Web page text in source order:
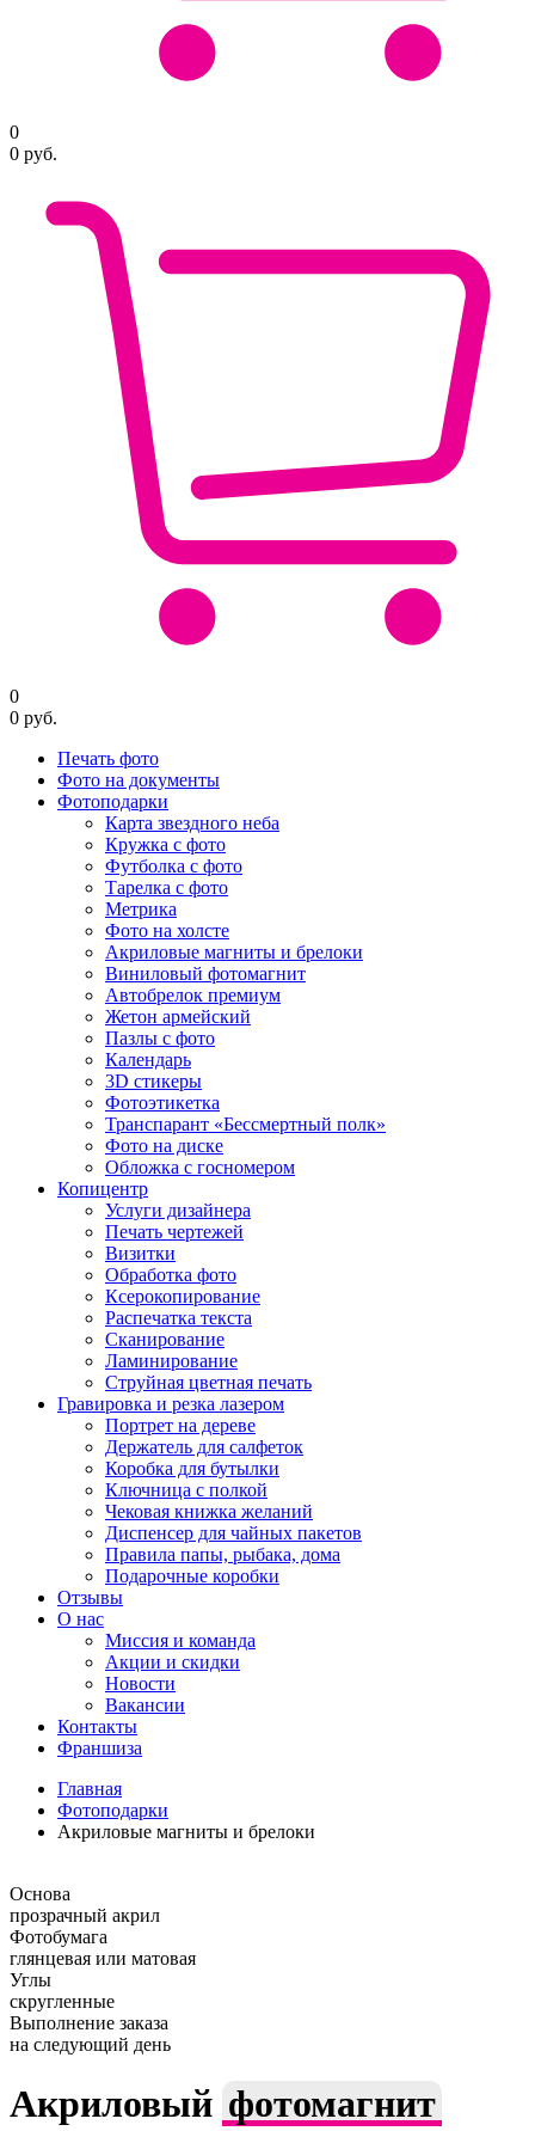
0
0 руб.
0
0 руб.
Печать фото
Фото на документы
Фотоподарки
Карта звездного неба
Кружка с фото
Футболка с фото
Тарелка с фото
Метрика
Фото на холсте
Акриловые магниты и брелоки
Виниловый фотомагнит
Автобрелок премиум
Жетон армейский
Пазлы с фото
Календарь
3D стикеры
Фотоэтикетка
Транспарант «Бессмертный полк»
Фото на диске
Обложка с госномером
Копицентр
Услуги дизайнера
Печать чертежей
Визитки
Обработка фото
Ксерокопирование
Распечатка текста
Сканирование
Ламинирование
Струйная цветная печать
Гравировка и резка лазером
Портрет на дереве
Держатель для салфеток
Коробка для бутылки
Ключница с полкой
Чековая книжка желаний
Диспенсер для чайных пакетов
Правила папы, рыбака, дома
Подарочные коробки
Отзывы
О нас
Миссия и команда
Акции и скидки
Новости
Вакансии
Контакты
Франшиза
Главная
Фотоподарки
Акриловые магниты и брелоки
Основа
прозрачный акрил
Фотобумага
глянцевая или матовая
Углы
скругленные
Выполнение заказа
на следующий день
Акриловый фотомагнит